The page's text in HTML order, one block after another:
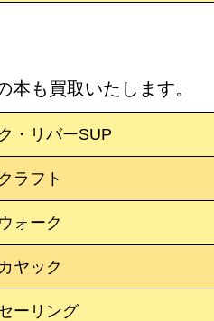
も買取いたします。
・リバーSUP
ラフト
ォーク
ヤック
ーリング